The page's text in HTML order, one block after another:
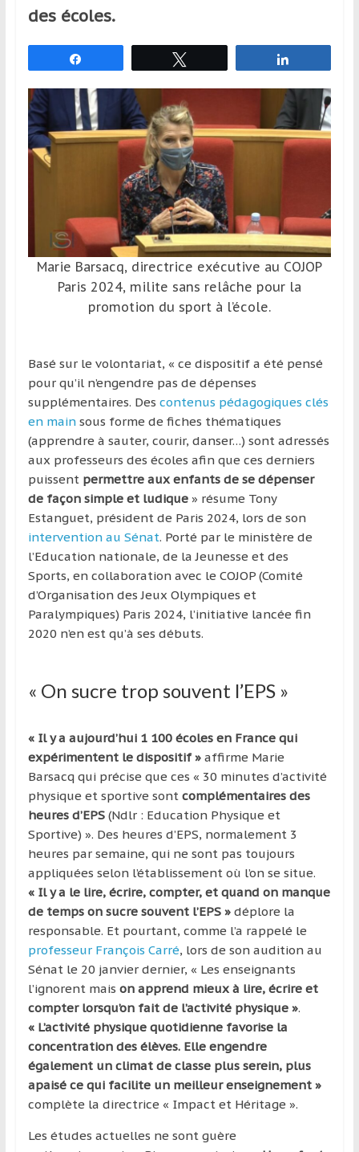
en
France
l’étranger
pour
assouvir
profitant
d’un
pays
d’une
région
des écoles.
Marie Barsacq, directrice exécutive au COJOP
Paris 2024, milite sans relâche pour la
promotion du sport à l’école.
Basé sur le volontariat, « ce dispositif a été pensé
pour qu’il n’engendre pas de dépenses
supplémentaires. Des contenus pédagogiques clés
en mainsous forme de fiches thématiques
(apprendre à sauter, courir, danser…) sont adressés
aux professeurs des écoles afin que ces derniers
puissent permettre aux enfants de se dépenser
de façon simple et ludique» résume Tony
Estanguet, président de Paris 2024, lors de son
intervention au Sénat. Porté par le ministère de
l’Education nationale, de la Jeunesse et des
Sports, en collaboration avec le COJOP (Comité
d’Organisation des Jeux Olympiques et
Paralympiques) Paris 2024, l’initiative lancée fin
2020 n’en est qu’à ses débuts.
« On sucre trop souvent l’EPS »
« Il y a aujourd’hui 1 100 écoles en France qui
expérimentent le dispositif »affirme Marie
Barsacq qui précise que ces « 30 minutes d’activité
physique et sportive sont complémentaires des
heures d’EPS (Ndlr : Education Physique et
Sportive) ». Des heures d’EPS, normalement 3
heures par semaine, qui ne sont pas toujours
appliquées selon l’établissement où l’on se situe.
« Il y a le lire, écrire, compter, et quand on manque
de temps on sucre souvent l’EPS »déplore la
responsable. Et pourtant, comme l’a rappelé le
professeur François Carré, lors de son audition au
Sénat le 20 janvier dernier, « Les enseignants
l’ignorent mais on apprend mieux à lire, écrire et
compter lorsqu’on fait de l’activité physique ».
« L’activité physique quotidienne favorise la
concentration des élèves. Elle engendre
également un climat de classe plus serein, plus
apaisé ce qui facilite un meilleur enseignement »
complète la directrice « Impact et Héritage ».
Les études actuelles ne sont guère